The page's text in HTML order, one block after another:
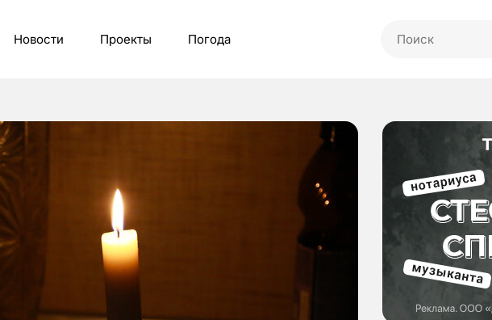
Новости Проекты Погода